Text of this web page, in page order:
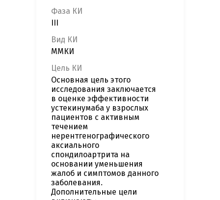
Фаза КИ
Вид КИ
ММКИ
Цель КИ
Основная цель этого
исследования заключается
в оценке эффективности
устекинумаба у взрослых
пациентов с активным
течением
нерентгенографического
аксиального
спондилоартрита на
основании уменьшения
жалоб и симптомов данного
заболевания.
Дополнительные цели